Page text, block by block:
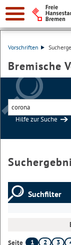
Vorschriften
Bremische
Hilfe zur Suche
Suchfilter
Seite 1 2 3